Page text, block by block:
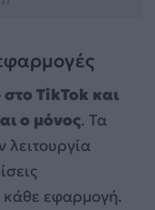
στο TikTok και
ο μόνος. Τα
λειτουργία
κάθε εφαρμογή.